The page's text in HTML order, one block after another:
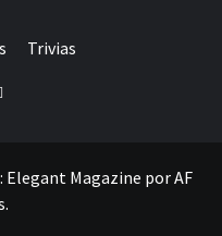
Trivias
Elegant Magazine porAF
.